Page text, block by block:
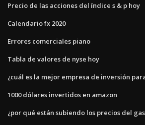
Precio de las acciones del índice s & p hoy
Calendario fx 2020
Errores comerciales piano
Tabla de valores de nyse hoy
¿cuál es la mejor empresa de inversión
1000 dólares invertidos en amazon
¿por qué están subiendo los precios del gas